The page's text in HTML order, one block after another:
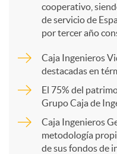
a
r
t
cooperativo,
de servicio de
por tercer año
Caja Ingenieros
destacadas en
El 75% del
Grupo Caja de
Caja Ingenieros
metodología
de sus fondos de